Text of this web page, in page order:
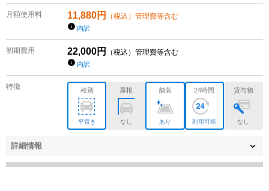
月額使用料 11,880円 （税込）管理費等含む
内訳
初期費用 22,000円 （税込）管理費等含む
内訳
特徴 種別
平置き
屋根
なし
舗装
あり
24時間
利用可能
貸与物
なし
詳細情報